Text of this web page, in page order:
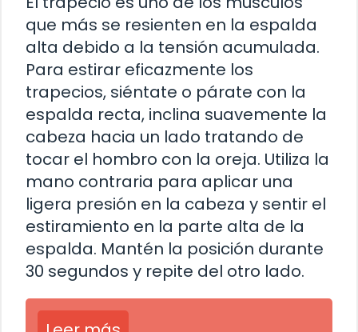
que más se resienten en la espalda
alta debido a la tensión acumulada.
Para estirar eficazmente los
trapecios, siéntate o párate con la
espalda recta, inclina suavemente la
cabeza hacia un lado tratando de
tocar el hombro con la oreja. Utiliza la
mano contraria para aplicar una
ligera presión en la cabeza y sentir el
estiramiento en la parte alta de la
espalda. Mantén la posición durante
30 segundos y repite del otro lado.